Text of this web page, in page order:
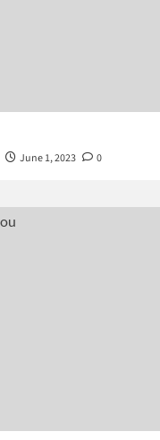
June 1, 2023 0